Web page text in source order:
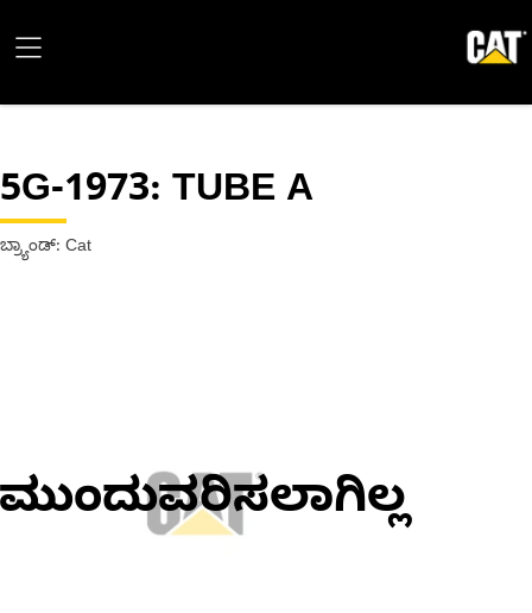
5G-1973: TUBE A
ಬ್ರ್ಯಾಂಡ್: Cat
ಮುಂದುವರಿಸಲಾಗಿಲ್ಲ